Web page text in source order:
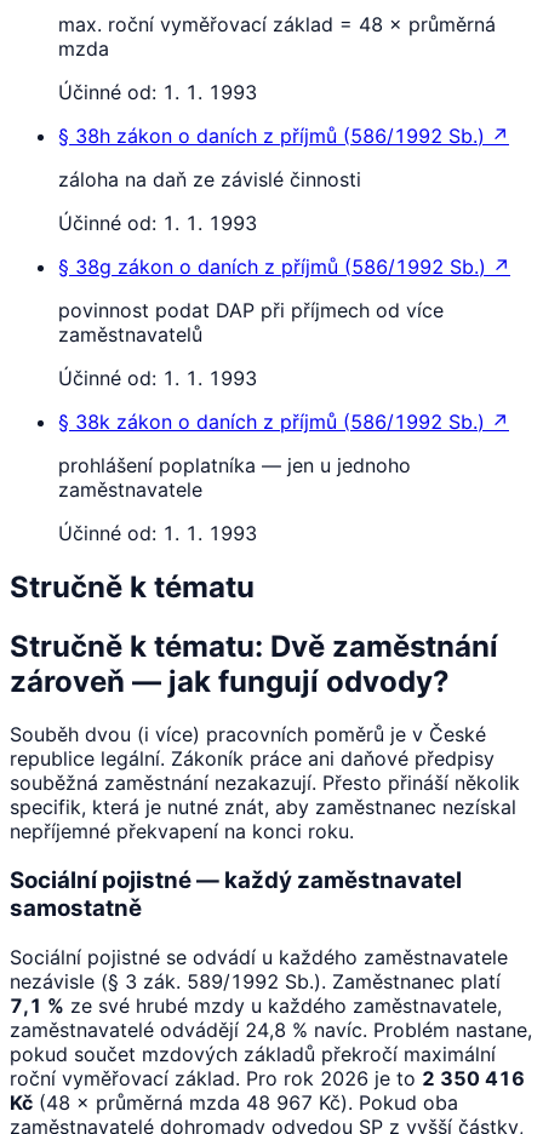
max. roční vyměřovací základ = 48 × průměrná
mzda
Účinné od: 1. 1. 1993
§ 38h zákon o daních z příjmů (586/1992 Sb.) ↗
záloha na daň ze závislé činnosti
Účinné od: 1. 1. 1993
§ 38g zákon o daních z příjmů (586/1992 Sb.) ↗
povinnost podat DAP při příjmech od více
zaměstnavatelů
Účinné od: 1. 1. 1993
§ 38k zákon o daních z příjmů (586/1992 Sb.) ↗
prohlášení poplatníka — jen u jednoho
zaměstnavatele
Účinné od: 1. 1. 1993
Stručně k tématu
Stručně k tématu: Dvě zaměstnání
zároveň — jak fungují odvody?
Souběh dvou (i více) pracovních poměrů je v České
republice legální. Zákoník práce ani daňové předpisy
souběžná zaměstnání nezakazují. Přesto přináší několik
specifik, která je nutné znát, aby zaměstnanec nezískal
nepříjemné překvapení na konci roku.
Sociální pojistné — každý zaměstnavatel
samostatně
Sociální pojistné se odvádí u každého zaměstnavatele
nezávisle (§ 3 zák. 589/1992 Sb.). Zaměstnanec platí
7,1 % ze své hrubé mzdy u každého zaměstnavatele,
zaměstnavatelé odvádějí 24,8 % navíc. Problém nastane,
pokud součet mzdových základů překročí maximální
roční vyměřovací základ. Pro rok 2026 je to 2 350 416
Kč (48 × průměrná mzda 48 967 Kč). Pokud oba
zaměstnavatelé dohromady odvedou SP z vyšší částky,